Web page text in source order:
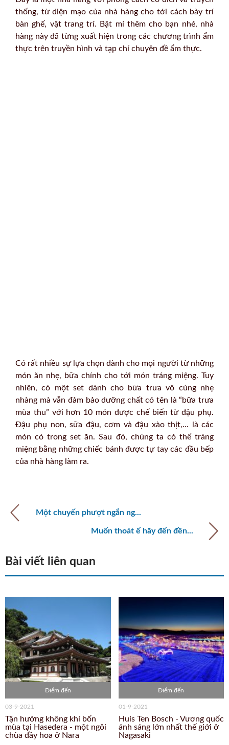
thống, từ diện mạo của nhà hàng cho tới cách bày trí
bàn ghế, vật trang trí. Bật mí thêm cho bạn nhé, nhà
hàng này đã từng xuất hiện trong các chương trình ẩm
thực trên truyền hình và tạp chí chuyên đề ẩm thực.
Có rất nhiều sự lựa chọn dành cho mọi người từ những
món ăn nhẹ, bữa chính cho tới món tráng miệng. Tuy
nhiên, có một set dành cho bữa trưa vô cùng nhẹ
nhàng mà vẫn đảm bảo dưỡng chất có tên là “bữa trưa
mùa thu” với hơn 10 món được chế biến từ đậu phụ.
Đậu phụ non, sữa đậu, cơm và đậu xào thịt,... là các
món có trong set ăn. Sau đó, chúng ta có thể tráng
miệng bằng những chiếc bánh được tự tay các đầu bếp
của nhà hàng làm ra.
Một chuyến phượt ngắn ng...
Muốn thoát ế hãy đến đền...
Bài viết liên quan
Điểm đến
03-9-2021
Tận hưởng không khí bốn
mùa tại Hasedera - một ngôi
chùa đầy hoa ở Nara
Điểm đến
01-9-2021
Huis Ten Bosch - Vương quốc
ánh sáng lớn nhất thế giới ở
Nagasaki